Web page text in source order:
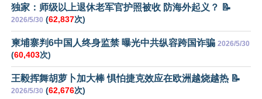
独家：师级以上退休老军官护照被收 防海外起义？ 📝
2026/5/30 (62,837次)
柬埔寨判6中国人终身监禁 曝光中共纵容跨国诈骗 2026/5/30
(60,403次)
王毅挥舞胡萝卜加大棒 惧怕捷克效应在欧洲越烧越热 📝
2026/5/30 (62,676次)